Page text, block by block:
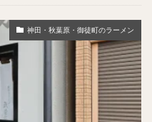
神田・秋葉原・御徒町のラーメン